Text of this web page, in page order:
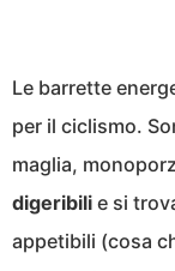
Le barrette
per il ciclismo.
maglia,
digeribili e si
appetibili (cosa